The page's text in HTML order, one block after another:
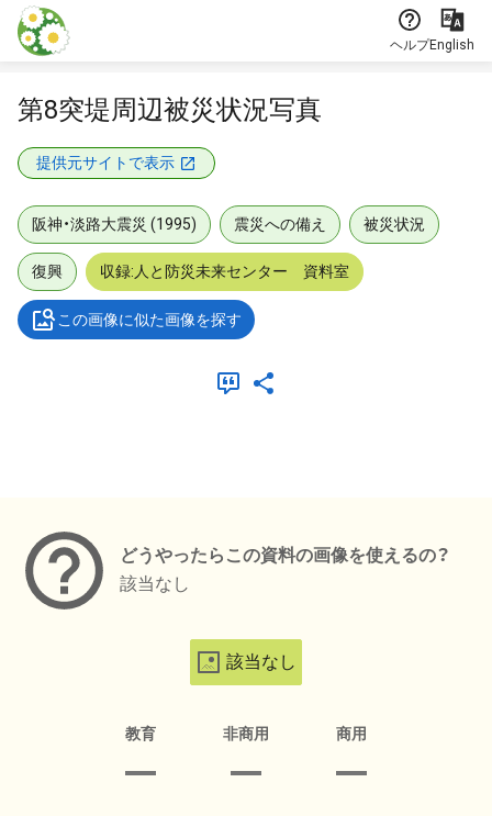
本文に飛ぶ
ヘルプEnglish
第8突堤周辺被災状況写真
提供元サイトで表示
阪神・淡路大震災 (1995) 震災への備え 被災状況
復興 収録:人と防災未来センター 資料室
この画像に似た画像を探す
どうやったらこの資料の画像を使えるの？
該当なし
該当なし
教育 非商用 商用